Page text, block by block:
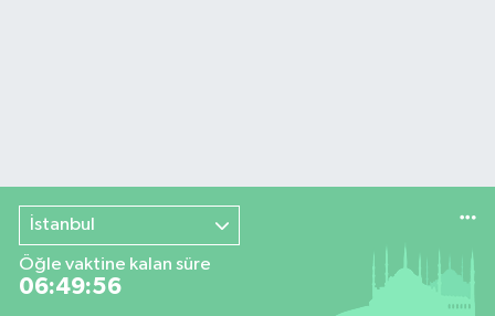
İstanbul
Öğle vaktine kalan süre
06:49:54